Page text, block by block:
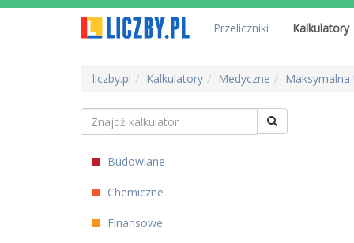
Przeliczniki Kalkulatory
liczby.pl Kalkulatory Medyczne
Budowlane
Chemiczne
Finansowe